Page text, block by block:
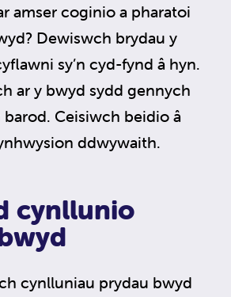
amser coginio a pharatoi
Dewiswch brydau y
sy’n cyd-fynd â hyn.
ar y bwyd sydd gennych
Ceisiwch beidio â
ddwywaith.
cynllunio
cynlluniau prydau bwyd